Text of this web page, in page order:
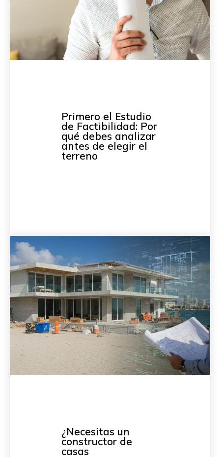
Primero el Estudio
de Factibilidad: Por
qué debes analizar
antes de elegir el
terreno
¿Necesitas un
constructor de
casas